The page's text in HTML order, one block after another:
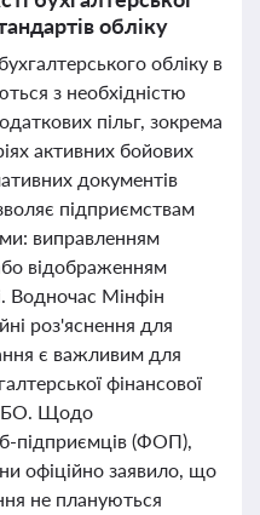
обліку
обліку в
з необхідністю
пільг, зокрема
активних бойових
документів
підприємствам
виправленням
відображенням
Водночас Мінфін
роз'яснення для
є важливим для
фінансової
Щодо
підприємців (ФОП),
офіційно заявило, що
не плануються